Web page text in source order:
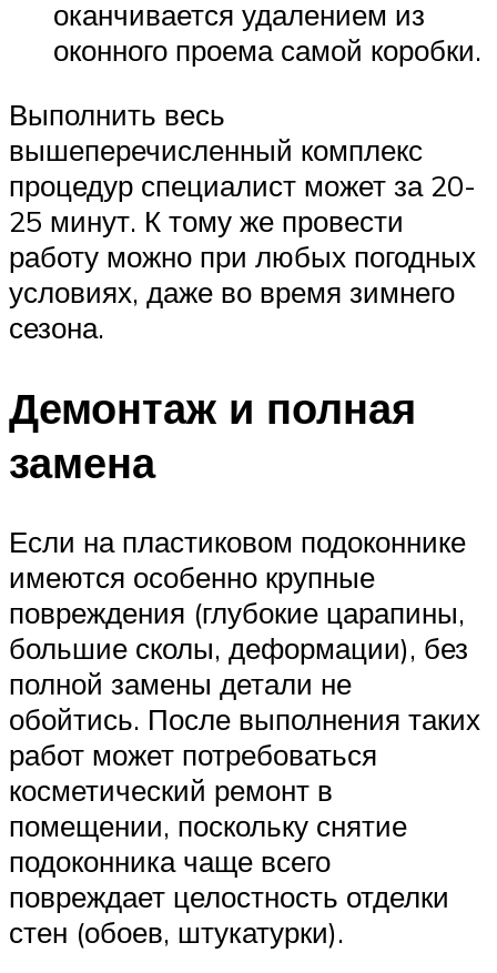
оканчивается удалением из
оконного проема самой коробки.
Выполнить весь
вышеперечисленный комплекс
процедур специалист может за 20-
25 минут. К тому же провести
работу можно при любых погодных
условиях, даже во время зимнего
сезона.
Демонтаж и полная
замена
Если на пластиковом подоконнике
имеются особенно крупные
повреждения (глубокие царапины,
большие сколы, деформации), без
полной замены детали не
обойтись. После выполнения таких
работ может потребоваться
косметический ремонт в
помещении, поскольку снятие
подоконника чаще всего
повреждает целостность отделки
стен (обоев, штукатурки).